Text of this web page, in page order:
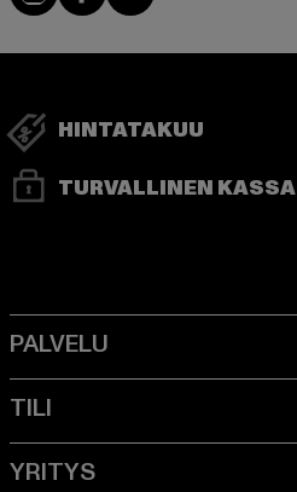
HINTATAKUU
TURVALLINEN KASSA